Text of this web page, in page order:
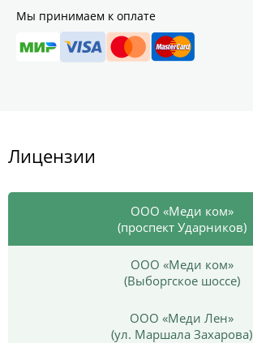
Мы принимаем к оплате
Лицензии
ООО «Меди ком»
(проспект Ударников)
ООО «Меди ком»
(Выборгское шоссе)
ООО «Меди Лен»
(ул. Маршала Захарова)